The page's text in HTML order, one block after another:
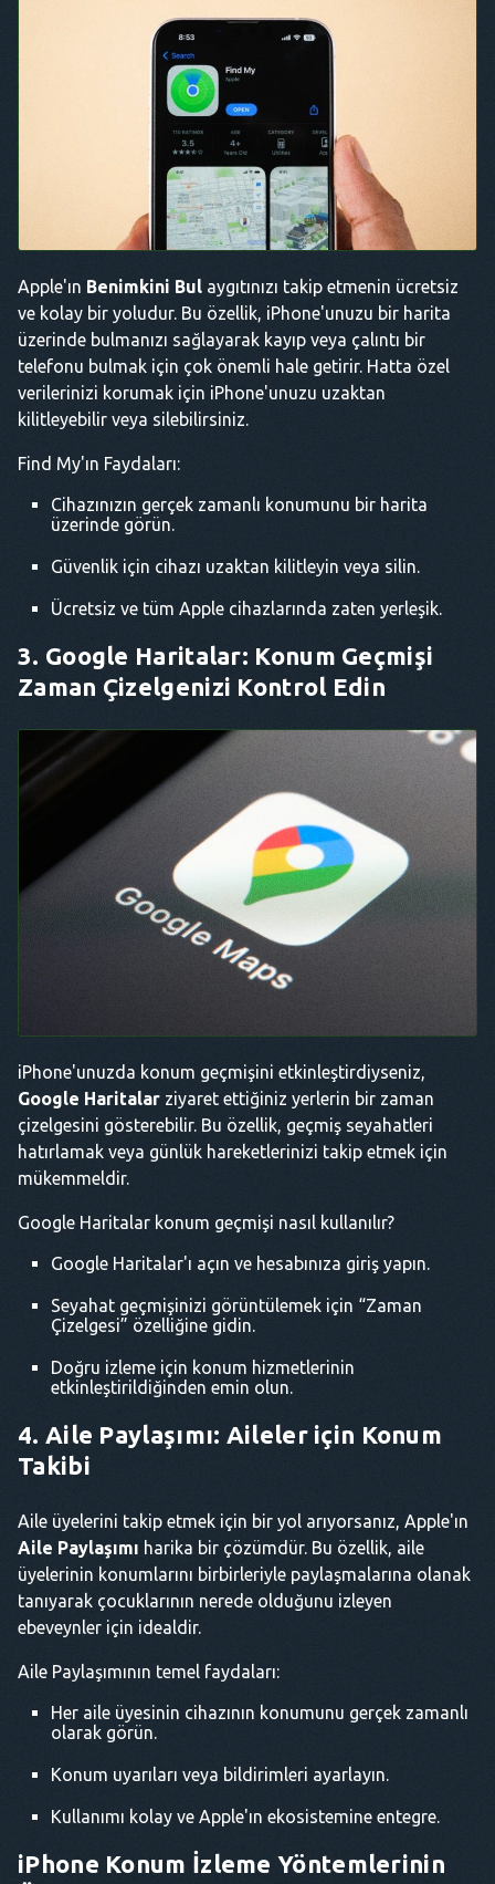
Apple'ın Benimkini Bul aygıtınızı takip etmenin ücretsiz
ve kolay bir yoludur. Bu özellik, iPhone'unuzu bir harita
üzerinde bulmanızı sağlayarak kayıp veya çalıntı bir
telefonu bulmak için çok önemli hale getirir. Hatta özel
verilerinizi korumak için iPhone'unuzu uzaktan
kilitleyebilir veya silebilirsiniz.
Find My'ın Faydaları:
Cihazınızın gerçek zamanlı konumunu bir harita
üzerinde görün.
Güvenlik için cihazı uzaktan kilitleyin veya silin.
Ücretsiz ve tüm Apple cihazlarında zaten yerleşik.
3. Google Haritalar: Konum Geçmişi
Zaman Çizelgenizi Kontrol Edin
iPhone'unuzda konum geçmişini etkinleştirdiyseniz,
Google Haritalar ziyaret ettiğiniz yerlerin bir zaman
çizelgesini gösterebilir. Bu özellik, geçmiş seyahatleri
hatırlamak veya günlük hareketlerinizi takip etmek için
mükemmeldir.
Google Haritalar konum geçmişi nasıl kullanılır?
Google Haritalar'ı açın ve hesabınıza giriş yapın.
Seyahat geçmişinizi görüntülemek için “Zaman
Çizelgesi” özelliğine gidin.
Doğru izleme için konum hizmetlerinin
etkinleştirildiğinden emin olun.
4. Aile Paylaşımı: Aileler için Konum
Takibi
Aile üyelerini takip etmek için bir yol arıyorsanız, Apple'ın
Aile Paylaşımı harika bir çözümdür. Bu özellik, aile
üyelerinin konumlarını birbirleriyle paylaşmalarına olanak
tanıyarak çocuklarının nerede olduğunu izleyen
ebeveynler için idealdir.
Aile Paylaşımının temel faydaları:
Her aile üyesinin cihazının konumunu gerçek zamanlı
olarak görün.
Konum uyarıları veya bildirimleri ayarlayın.
Kullanımı kolay ve Apple'ın ekosistemine entegre.
iPhone Konum İzleme Yöntemlerinin